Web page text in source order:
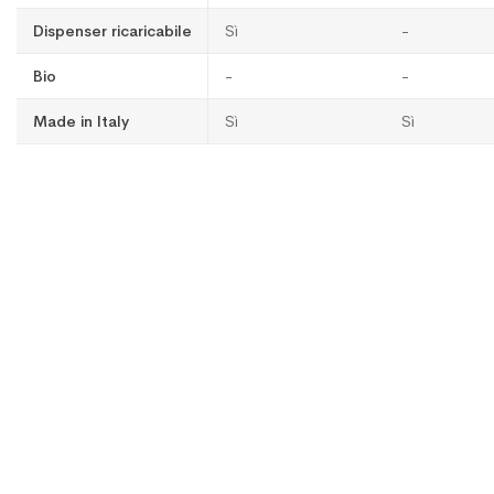
Dispenser ricaricabile Sì -
Bio - -
Made in Italy Sì Sì